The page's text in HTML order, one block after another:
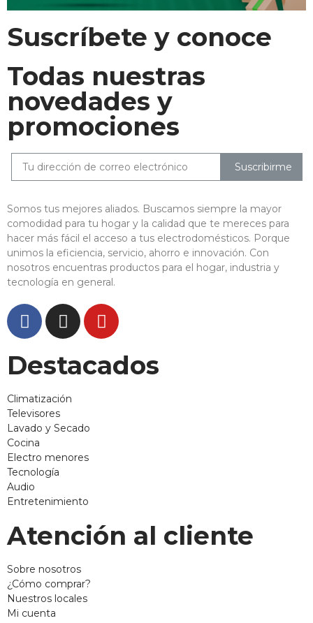
Suscríbete y conoce
Todas nuestras
novedades y
promociones
Suscribirme
Somos tus mejores aliados. Buscamos siempre la mayor
comodidad para tu hogar y la calidad que te mereces para
hacer más fácil el acceso a tus electrodomésticos. Porque
unimos la eficiencia, servicio, ahorro e innovación. Con
nosotros encuentras productos para el hogar, industria y
tecnología en general.
Destacados
Climatización
Televisores
Lavado y Secado
Cocina
Electro menores
Tecnología
Audio
Entretenimiento
Atención al cliente
Sobre nosotros
¿Cómo comprar?
Nuestros locales
Mi cuenta